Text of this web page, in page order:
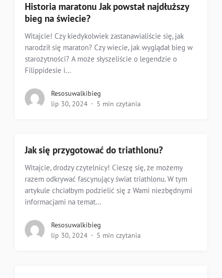
Historia maratonu Jak powstał najdłuższy
bieg na świecie?
Witajcie! Czy kiedykolwiek zastanawialiście się, jak
narodził się maraton? Czy wiecie, jak wyglądał bieg w
starożytności? A może słyszeliście o legendzie o
Filippidesie i...
Resosuwalkibieg
lip 30, 2024
5 min czytania
Jak się przygotować do triathlonu?
Witajcie, drodzy czytelnicy! Cieszę się, że możemy
razem odkrywać fascynujący świat triathlonu. W tym
artykule chciałbym podzielić się z Wami niezbędnymi
informacjami na temat...
Resosuwalkibieg
lip 30, 2024
5 min czytania